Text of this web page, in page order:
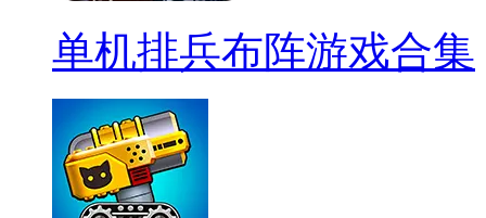
单机排兵布阵游戏合集